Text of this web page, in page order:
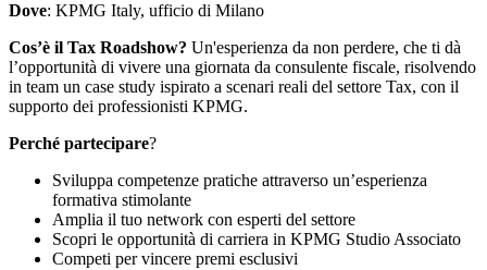
Dove: KPMG Italy, ufficio di Milano
Cos’è il Tax Roadshow? Un'esperienza da non perdere, che ti dà
l’opportunità di vivere una giornata da consulente fiscale, risolvendo
in team un case study ispirato a scenari reali del settore Tax, con il
supporto dei professionisti KPMG.
Perché partecipare?
Sviluppa competenze pratiche attraverso un’esperienza
formativa stimolante
Amplia il tuo network con esperti del settore
Scopri le opportunità di carriera in KPMG Studio Associato
Competi per vincere premi esclusivi